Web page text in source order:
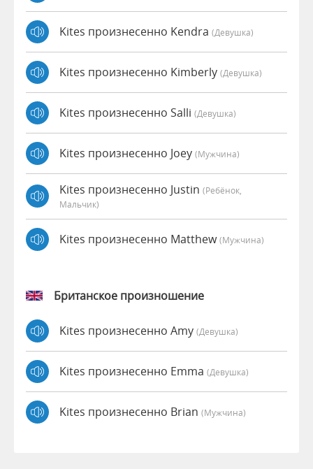
Kites произнесенно Kendra (девушка)
Kites произнесенно Kimberly (девушка)
Kites произнесенно Salli (девушка)
Kites произнесенно Joey (мужчина)
Kites произнесенно Justin (Ребёнок,
Мальчик)
Kites произнесенно Matthew(мужчина)
Британское произношение
Kites произнесенно Amy (девушка)
Kites произнесенно Emma (девушка)
Kites произнесенно Brian (мужчина)